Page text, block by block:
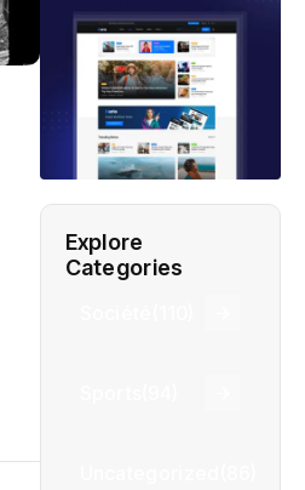
Explore
Categories